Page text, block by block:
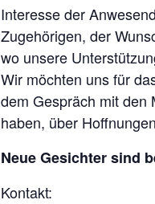
Interesse der
Zugehörigen, der
wo unsere
Wir möchten uns für
dem Gespräch mit den
haben, über
Neue Gesichter sind
Kontakt: